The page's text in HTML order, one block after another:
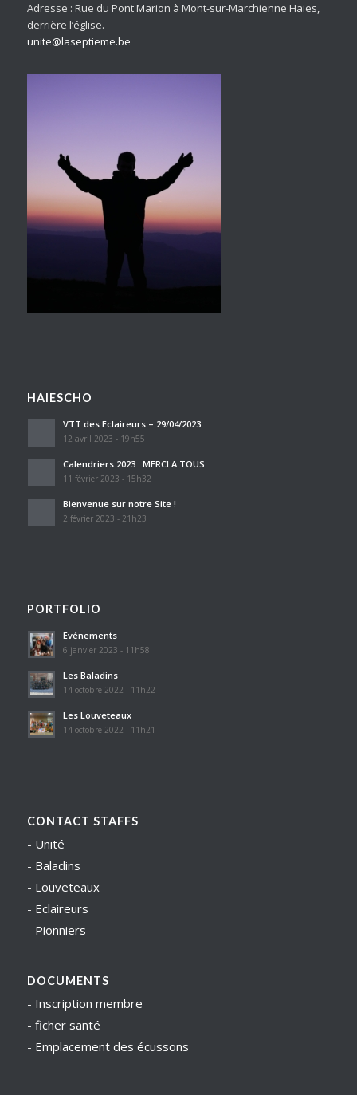
Adresse : Rue du Pont Marion à Mont-sur-Marchienne Haies,
derrière l’église.
unite@laseptieme.be
HAIESCHO
VTT des Eclaireurs – 29/04/2023
12 avril 2023 - 19h55
Calendriers 2023 : MERCI A TOUS
11 février 2023 - 15h32
Bienvenue sur notre Site !
2 février 2023 - 21h23
PORTFOLIO
Evénements
6 janvier 2023 - 11h58
Les Baladins
14 octobre 2022 - 11h22
Les Louveteaux
14 octobre 2022 - 11h21
CONTACT STAFFS
- Unité
- Baladins
- Louveteaux
- Eclaireurs
- Pionniers
DOCUMENTS
- Inscription membre
- ficher santé
- Emplacement des écussons